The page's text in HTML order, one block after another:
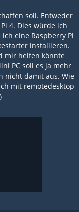
soll. Entweder
4. Dies würde ich
eine Raspberry Pi
installieren.
mir helfen könnte
PC soll es ja mehr
nicht damit aus. Wie
mit remotedesktop